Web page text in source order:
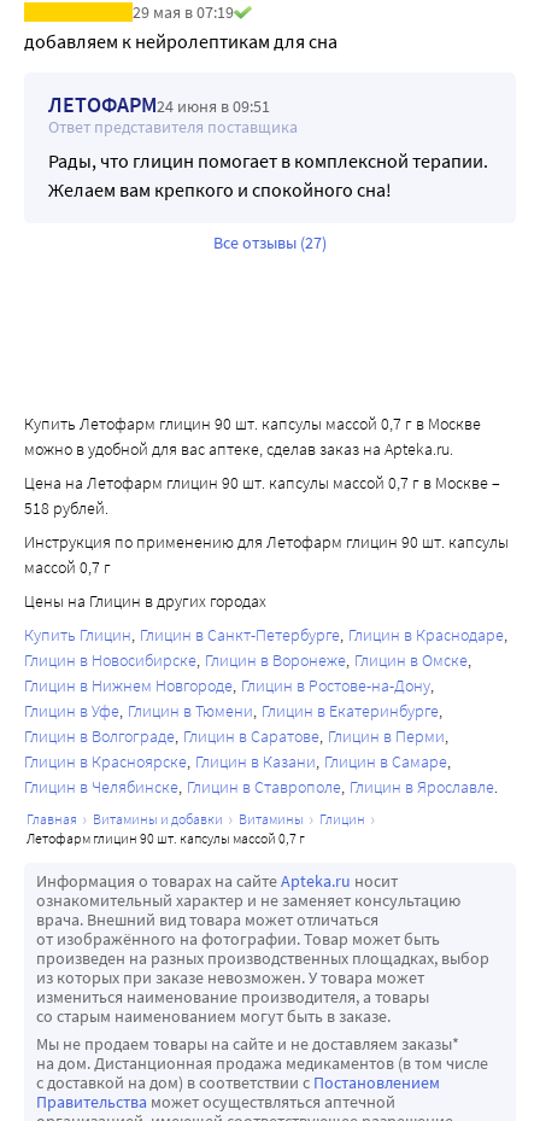
29 мая в 07:19
добавляем к нейролептикам для сна
ЛЕТОФАРМ24 июня в 09:51
Ответ представителя поставщика
Рады, что глицин помогает в комплексной терапии.
Желаем вам крепкого и спокойного сна!
Все отзывы (27)
Купить Летофарм глицин 90 шт. капсулы массой 0,7 г в Москве
можно в удобной для вас аптеке, сделав заказ на Apteka.ru.
Цена на Летофарм глицин 90 шт. капсулы массой 0,7 г в Москве –
518 рублей.
Инструкция по применению для Летофарм глицин 90 шт. капсулы
массой 0,7 г
Цены на Глицин в других городах
Купить Глицин Глицин в Санкт-Петербурге Глицин в Краснодаре
Глицин в Новосибирске Глицин в Воронеже Глицин в Омске
Глицин в Нижнем Новгороде Глицин в Ростове-на-Дону
Глицин в Уфе Глицин в Тюмени Глицин в Екатеринбурге
Глицин в Волгограде Глицин в Саратове Глицин в Перми
Глицин в Красноярске Глицин в Казани Глицин в Самаре
Глицин в Челябинске Глицин в Ставрополе Глицин в Ярославле
главная витамины и добавки витамины
глицин
летофарм глицин 90 шт. капсулы массой 0,7 г
Информация о товарах на сайтеApteka.ru носит
ознакомительный характер и не заменяет консультацию
врача. Внешний вид товара может отличаться
от изображённого на фотографии. Товар может быть
произведен на разных производственных площадках, выбор
из которых при заказе невозможен. У товара может
измениться наименование производителя, а товары
со старым наименованием могут быть в заказе.
Мы не продаем товары на сайте и не доставляем заказы*
на дом. Дистанционная продажа медикаментов (в том числе
с доставкой на дом) в соответствии с Постановлением
Правительства может осуществляться аптечной